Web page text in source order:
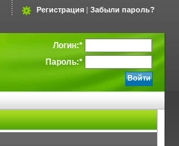
Регистрация | Забыли пароль?
Логин:*
Пароль:*